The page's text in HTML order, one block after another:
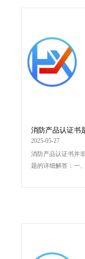
消防产品认证书
2025-05-27
消防产品认证书并
题的详细解答：一、